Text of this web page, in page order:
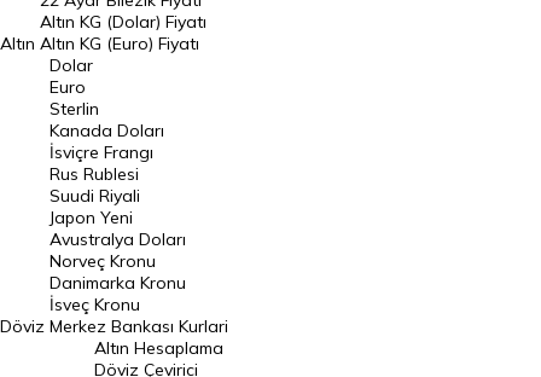
Dolar Kuru
Euro Kuru
Pound Kuru
Frank Kuru
Riyal Kuru
Avustralya Doları
Danimarka Kronu Kuru
Kanada Doları Kuru
Norveç Kronu Kuru
İsveç Kronu Kuru
Altın
Altın KG (Dolar) Fiyatı
Altın KG (Euro) Fiyatı
Döviz
Dolar
Euro
Sterlin
Kanada Doları
İsviçre Frangı
Rus Rublesi
Suudi Riyali
Japon Yeni
Avustralya Doları
Norveç Kronu
Danimarka Kronu
İsveç Kronu
Merkez Bankası Kurlari
Altın Hesaplama
Döviz Çevirici